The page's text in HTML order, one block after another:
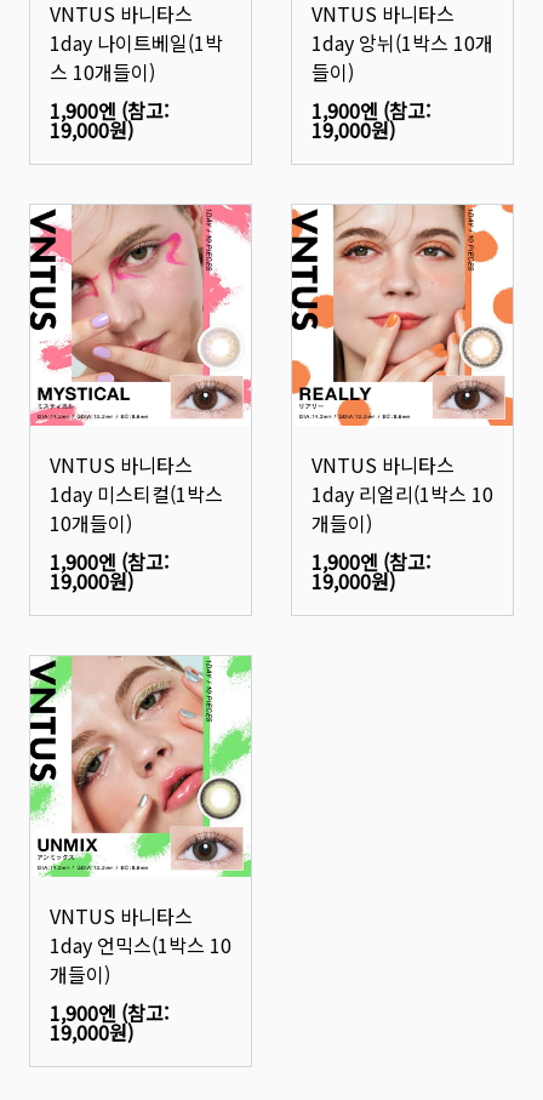
VNTUS 바니타스
1day 나이트베일(1박
스 10개들이)
1,900엔 (참고:
19,000원)
VNTUS 바니타스
1day 앙뉘(1박스 10개
들이)
1,900엔 (참고:
19,000원)
VNTUS 바니타스
1day 미스티컬(1박스
10개들이)
1,900엔 (참고:
19,000원)
VNTUS 바니타스
1day 리얼리(1박스 10
개들이)
1,900엔 (참고:
19,000원)
VNTUS 바니타스
1day 언믹스(1박스 10
개들이)
1,900엔 (참고:
19,000원)